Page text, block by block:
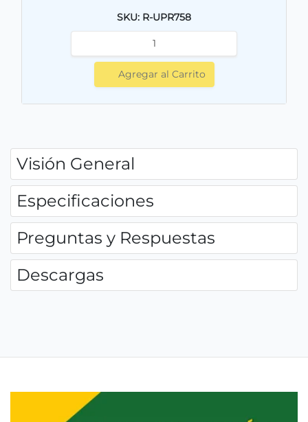
SKU: R-UPR758
Agregar al Carrito
Visión General
Especificaciones
Preguntas y Respuestas
Descargas